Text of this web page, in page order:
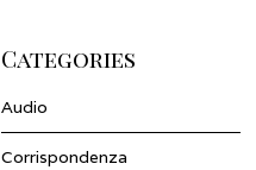
Categories
Audio
Corrispondenza